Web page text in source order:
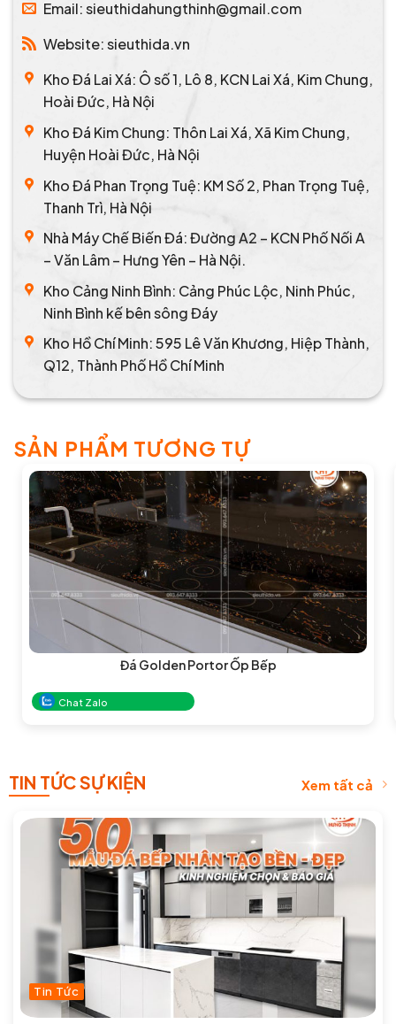
Email: sieuthidahungthinh@gmail.com
Website: sieuthida.vn
Kho Đá Lai Xá: Ô số 1, Lô 8, KCN Lai Xá, Kim Chung,
Hoài Đức, Hà Nội
Kho Đá Kim Chung: Thôn Lai Xá, Xã Kim Chung,
Huyện Hoài Đức, Hà Nội
Kho Đá Phan Trọng Tuệ: KM Số 2, Phan Trọng Tuệ,
Thanh Trì, Hà Nội
Nhà Máy Chế Biến Đá: Đường A2 – KCN Phố Nối A
– Văn Lâm – Hưng Yên – Hà Nội.
Kho Cảng Ninh Bình: Cảng Phúc Lộc, Ninh Phúc,
Ninh Bình kế bên sông Đáy
Kho Hồ Chí Minh: 595 Lê Văn Khương, Hiệp Thành,
Q12, Thành Phố Hồ Chí Minh
SẢN PHẨM TƯƠNG TỰ
Đá Golden Portor Ốp Bếp
Chat Zalo
TIN TỨC SỰ KIỆN Xem tất cả
Tin Tức